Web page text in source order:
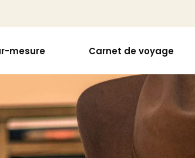
mesure Carnet de voyage